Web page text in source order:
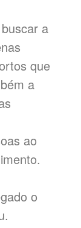
a
que
a
ao
o